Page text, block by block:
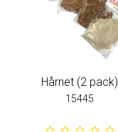
Hårnet (2 pack)
15445